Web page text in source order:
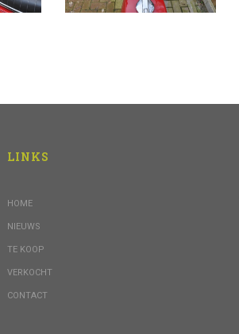
LINKS
HOME
NIEUWS
TE KOOP
VERKOCHT
CONTACT